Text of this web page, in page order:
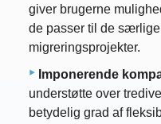
giver brugerne
de passer til de
migreringsprojekter.
Imponerende
understøtte over
betydelig grad af